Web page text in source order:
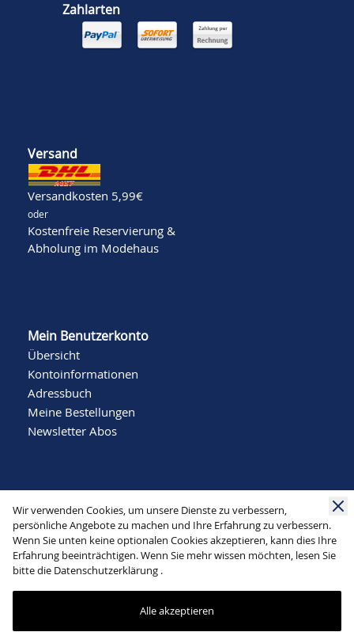
Wir verwenden Cookies, um unsere Dienste zu verbessern,
persönliche Angebote zu machen und Ihre Erfahrung zu verbessern.
Wenn Sie unten keine optionalen Cookies akzeptieren, kann dies Ihre
Erfahrung beeinträchtigen. Wenn Sie mehr wissen möchten, lesen Sie
bitte die Datenschutzerklärung .
Alle akzeptieren
Zahlarten
Versand
Versandkosten 5,99€
oder
Kostenfreie Reservierung &
Abholung im Modehaus
Mein Benutzerkonto
Übersicht
Kontoinformationen
Adressbuch
Meine Bestellungen
Newsletter Abos
Social Media